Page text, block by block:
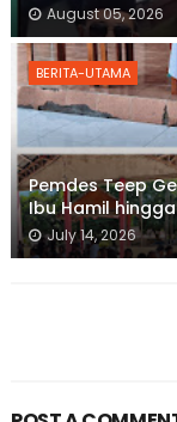
August 05, 2026
BERITA-UTAMA
Pemdes Teep
Ibu Hamil
July 14, 2026